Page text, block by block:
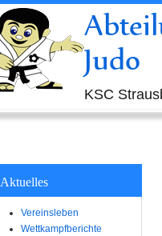
Judo
KSC
Aktuelles
Vereinsleben
Wettkampfberichte